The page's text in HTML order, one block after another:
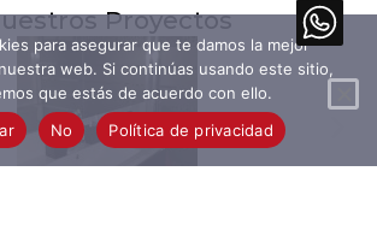
Proyectos
para asegurar que te damos la mejor
web. Si continúas usando este sitio,
que estás de acuerdo con ello.
No Política de privacidad